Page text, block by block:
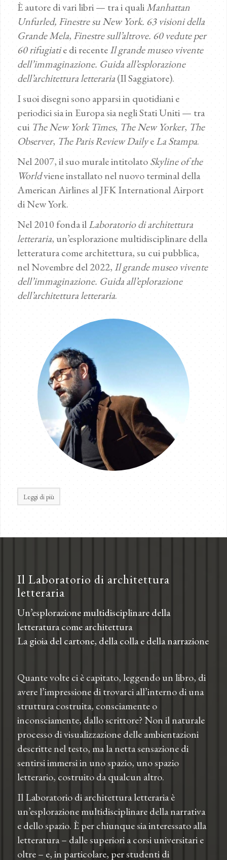
È autore di vari libri — tra i qualiManhattan
Unfurled, Finestre su New York. 63 visioni della
Grande Mela, Finestre sull’altrove. 60 vedute per
60 rifugiatie di recenteIl grande museo vivente
dell’immaginazione. Guida all’esplorazione
dell’architettura letteraria(Il Saggiatore).
I suoi disegni sono apparsi in quotidiani e
periodici sia in Europa sia negli Stati Uniti — tra
cui The New York Times, The New Yorker, The
Observer, The Paris Review DailyeLa Stampa.
Nel 2007, il suo murale intitolatoSkyline of the
Worldviene installato nel nuovo terminal della
American Airlines al JFK International Airport
di New York.
Nel 2010 fonda ilLaboratorio di architettura
letteraria, un’esplorazione multidisciplinare della
letteratura come architettura, su cui pubblica,
nel Novembre del 2022,Il grande museo vivente
dell’immaginazione. Guida all’eplorazione
dell’architettura letteraria.
Photo by Suzanne Kanj
Leggi di più
Il Laboratorio di architettura
letteraria
Un’esplorazione multidisciplinare della
letteratura come architettura
La gioia del cartone, della colla e della narrazione
Quante volte ci è capitato, leggendo un libro, di
avere l’impressione di trovarci all’interno di una
struttura costruita, consciamente o
inconsciamente, dallo scrittore? Non il naturale
processo di visualizzazione delle ambientazioni
descritte nel testo, ma la netta sensazione di
sentirsi immersi in uno spazio, uno spazio
letterario, costruito da qualcun altro.
Il Laboratorio di architettura letteraria è
un’esplorazione multidisciplinare della narrativa
e dello spazio. È per chiunque sia interessato alla
letteratura – dalle superiori a corsi universitari e
oltre – e, in particolare, per studenti di